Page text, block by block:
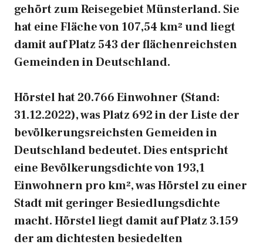
gehört zum Reisegebiet Münsterland. Sie
hat eine Fläche von 107,54 km² und liegt
damit auf Platz 543 der flächenreichsten
Gemeinden in Deutschland.
Hörstel hat 20.766 Einwohner (Stand:
31.12.2022), was Platz 692 in der Liste der
bevölkerungsreichsten Gemeiden in
Deutschland bedeutet. Dies entspricht
eine Bevölkerungsdichte von 193,1
Einwohnern pro km², was Hörstel zu einer
Stadt mit geringer Besiedlungsdichte
macht. Hörstel liegt damit auf Platz 3.159
der am dichtesten besiedelten